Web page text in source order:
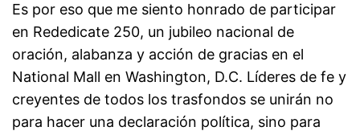
Es por eso que me siento honrado de participar
en Rededicate 250, un jubileo nacional de
oración, alabanza y acción de gracias en el
National Mall en Washington, D.C. Líderes de fe y
creyentes de todos los trasfondos se unirán no
para hacer una declaración política, sino para